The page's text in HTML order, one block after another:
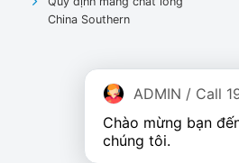
China Southern
ADMIN / Call
Chào mừng bạn
chúng tôi.